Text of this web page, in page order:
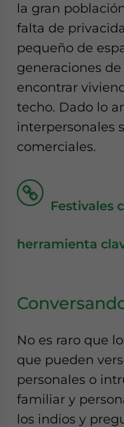
la gran
falta de
pequeño de
generaciones
encontrar
techo. Dado lo
interpersonales
comerciales.
Festivales
herramienta
No es raro que
que pueden
personales o
familiar y
los indios y